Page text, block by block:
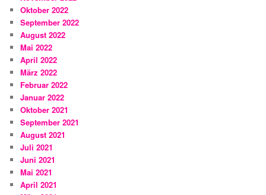
Oktober 2022
September 2022
August 2022
Mai 2022
April 2022
März 2022
Februar 2022
Januar 2022
Oktober 2021
September 2021
August 2021
Juli 2021
Juni 2021
Mai 2021
April 2021